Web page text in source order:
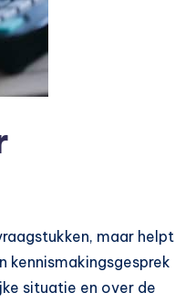
maar helpt
situatie en over de